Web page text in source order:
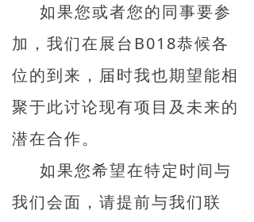
如果您或者您的同事要参
加，我们在展台B018恭候各
位的到来，届时我也期望能相
聚于此讨论现有项目及未来的
潜在合作。
如果您希望在特定时间与
我们会面，请提前与我们联